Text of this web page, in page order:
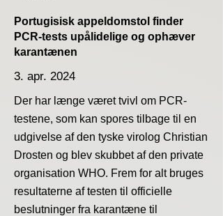
Portugisisk appeldomstol finder
PCR-tests upålidelige og ophæver
karantænen
3. apr. 2024
Der har længe været tvivl om PCR-
testene, som kan spores tilbage til en
udgivelse af den tyske virolog Christian
Drosten og blev skubbet af den private
organisation WHO. Frem for alt bruges
resultaterne af testen til officielle
beslutninger fra karantæne til